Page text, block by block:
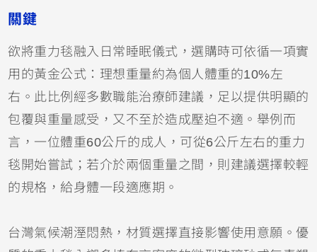
關鍵
欲將重力毯融入日常睡眠儀式，選購時可依循一項實
用的黃金公式：理想重量約為個人體重的10%左
右。此比例經多數職能治療師建議，足以提供明顯的
包覆與重量感受，又不至於造成壓迫不適。舉例而
言，一位體重60公斤的成人，可從6公斤左右的重力
毯開始嘗試；若介於兩個重量之間，則建議選擇較輕
的規格，給身體一段適應期。
台灣氣候潮溼悶熱，材質選擇直接影響使用意願。優